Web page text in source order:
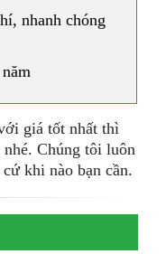
nhanh chóng
giá tốt nhất thì
Chúng tôi luôn
khi nào bạn cần.